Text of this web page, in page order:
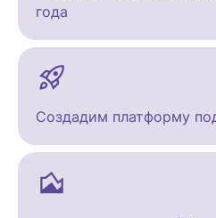
года
Создадим платформу